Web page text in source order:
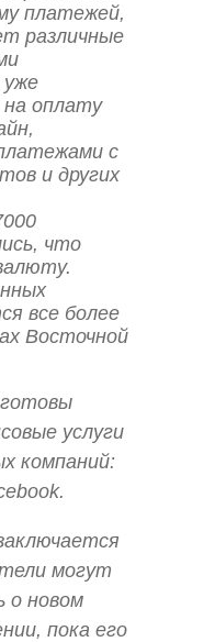
платежей,
различные
оплату
с
и других
что
все более
Восточной
услуги
компаний:
могут
о новом
пока его